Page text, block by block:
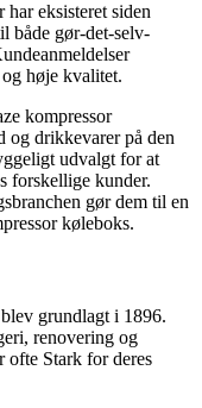
eksisteret siden
både gør-det-selv-
høje kvalitet.
kompressor
og drikkevarer på den
udvalgt for at
forskellige kunder.
gør dem til en
køleboks.
grundlagt i 1896.
renovering og
ofte Stark for deres